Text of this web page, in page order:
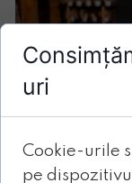
uri
Cookie-urile
pe